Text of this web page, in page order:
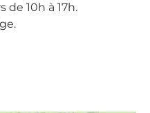
de 10h à 17h.